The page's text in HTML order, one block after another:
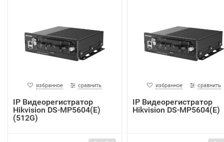
избранное сравнить
IP Видеорегистратор
Hikvision DS-MP5604(E)
(512G)
избранное сравнить
IP Видеорегистратор
Hikvision DS-MP5604(E)